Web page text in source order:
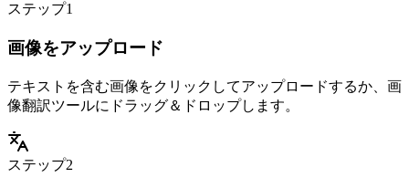
ステップ1
画像をアップロード
テキストを含む画像をクリックしてアップロードするか、画
像翻訳ツールにドラッグ＆ドロップします。
ステップ2